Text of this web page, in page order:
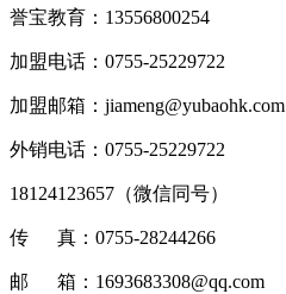
誉宝教育：13556800254
加盟电话：0755-25229722
加盟邮箱：jiameng@yubaohk.com
外销电话：0755-25229722
18124123657（微信同号）
传 真：0755-28244266
邮 箱：1693683308@qq.com